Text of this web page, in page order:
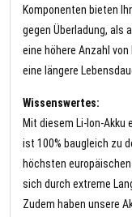
Komponenten bieten
gegen Überladung, als
eine höhere Anzahl
eine längere
Wissenswertes:
Mit diesem Li-Ion-Akku
ist 100% baugleich zu
höchsten
sich durch extreme
Zudem haben unsere